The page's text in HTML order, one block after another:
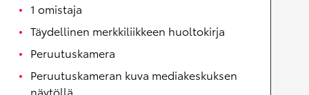
1 omistaja
Täydellinen merkkiliikkeen huoltokirja
Peruutuskamera
Peruutuskameran kuva mediakeskuksen
näytöllä